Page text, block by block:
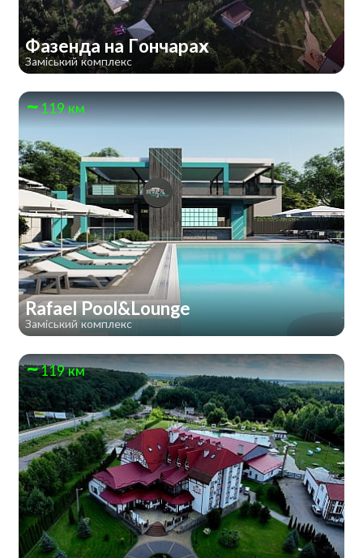
Фазенда на Гончарах
Заміський комплекс
119 км
Rafael Pool&Lounge
Заміський комплекс
119 км